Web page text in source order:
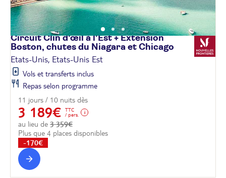
Circuit Clin d'œil à l'Est + Extension
Boston, chutes du Niagara et Chicago
Etats-Unis, Etats-Unis Est
Vols et transferts inclus
Repas selon programme
11 jours / 10 nuits dès
3 189€
TTC
/ pers.
au lieu de 3 359€
Plus que 4 places disponibles
-170€